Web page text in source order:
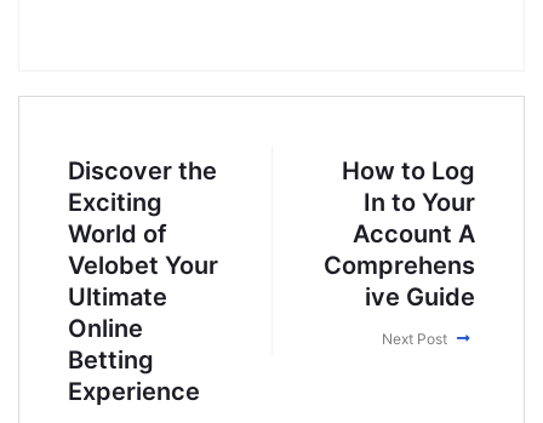
Discover the
Exciting
World of
Velobet Your
Ultimate
Online
Betting
Experience
How to Log
In to Your
Account A
Comprehens
ive Guide
Next Post